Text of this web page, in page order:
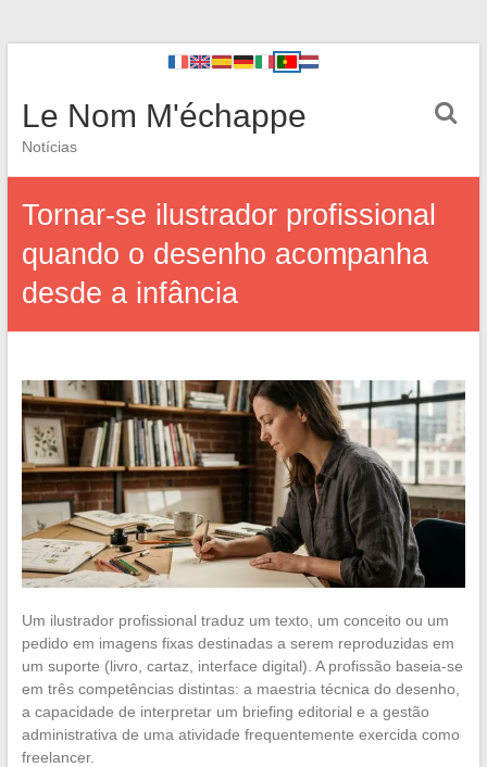
Le Nom M'échappe
Notícias
Tornar-se ilustrador profissional
quando o desenho acompanha
desde a infância
Um ilustrador profissional traduz um texto, um conceito ou um
pedido em imagens fixas destinadas a serem reproduzidas em
um suporte (livro, cartaz, interface digital). A profissão baseia-se
em três competências distintas: a maestria técnica do desenho,
a capacidade de interpretar um briefing editorial e a gestão
administrativa de uma atividade frequentemente exercida como
freelancer.